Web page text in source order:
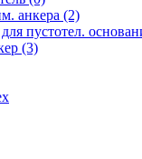
анкера (2)
пустотел.
(3)